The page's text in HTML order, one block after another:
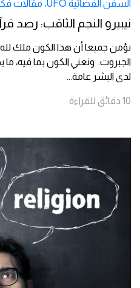
السفن الفضائية UFO ، مقالات
نيبيرو النجم الثاقب: رصد
نؤمن جميعا أن هذا الكون ملك
الجبروت. ونعني الكون بما فيه،
لدى البشر عامة...
10 دقائق للقراءة